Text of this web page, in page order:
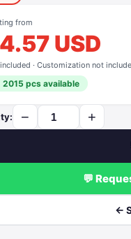
from
USD
included · Customization not
pcs available
− +
💬
←